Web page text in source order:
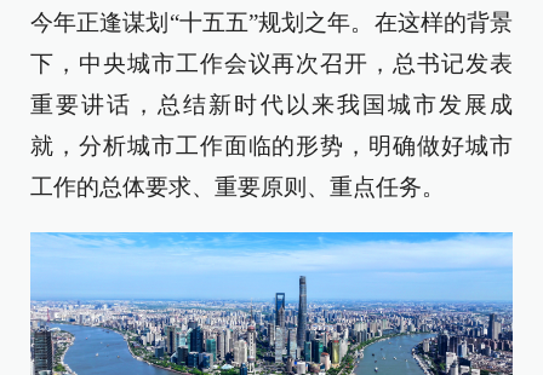
今年正逢谋划“十五五”规划之年。在这样的背景
下，中央城市工作会议再次召开，总书记发表
重要讲话，总结新时代以来我国城市发展成
就，分析城市工作面临的形势，明确做好城市
工作的总体要求、重要原则、重点任务。